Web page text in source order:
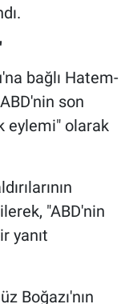
bağlı Hatem-
son
eylemi" olarak
"ABD'nin
yanıt
Boğazı'nın